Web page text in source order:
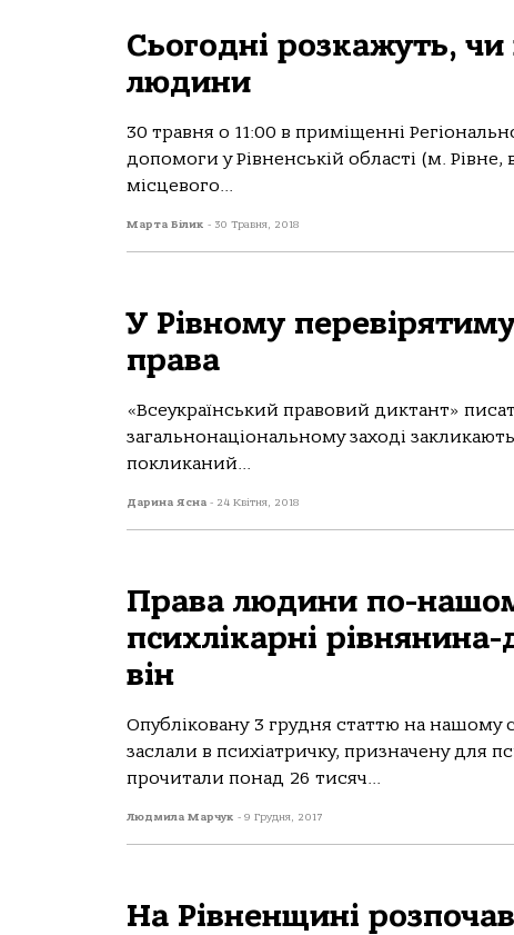
Сьогодні розкажуть,
людини
30 травня о 11:00 в приміщенні
допомоги у Рівненській області (м. Рівне,
місцевого...
Марта Білик - 30 Травня, 2018
У Рівному
права
«Всеукраїнський правовий диктант»
загальнонаціональному заході
покликаний...
Дарина Ясна - 24 Квітня, 2018
Права людини по-
психлікарні
він
Опубліковану 3 грудня статтю на нашому
заслали в психіатричку, призначену для
прочитали понад 26 тисяч...
Людмила Марчук - 9 Грудня, 2017
На Рівненщині